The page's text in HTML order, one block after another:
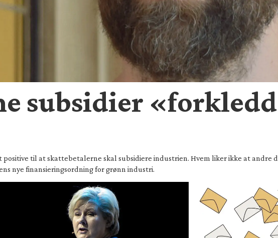
subsidier
positive til at skattebetalerne skal subsidiere industrien. Hvem liker ikke at andre
nye finansieringsordning for grønn industri.